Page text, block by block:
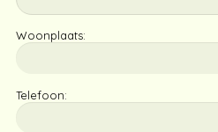
Woonplaats:
Telefoon: